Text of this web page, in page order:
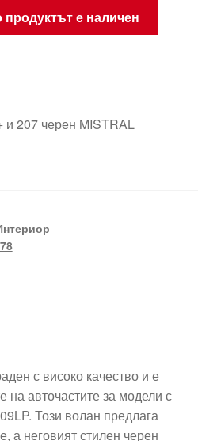
продуктът е наличен
207 черен MISTRAL
с високо качество и е
на авточастите за модели с
Този волан предлага
а неговият стилен черен